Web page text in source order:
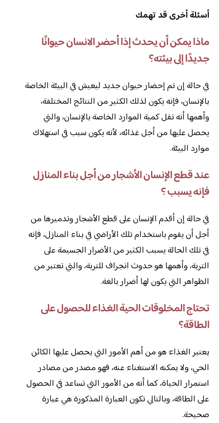
أسئلة أخرى قد تهمك
ماذا يمكن أن يحدث إذا أحضر الانسان حيوانًا
جديدًا إلى بيئته؟
في حالة إن تم إحضار حيوان جديد ليعيش في البيئة الخاصة
بالإنسان، فإنه يكون لذلك الكثير من النتائج المختلفة،
وأهمها أنه تقل كمية الموارد الخاصة بالإنسان، والتي
يحصل عليها من أجل غذائه، لأنه يكون سبب في استهلاك
موارد البيئة.
عند قطع الإنسان الأشجار من أجل بناء المنازل
فإنه يسبب ؟
في حالة إن أقدم الإنسان على قطع الأشجار وتدميرها من
أجل أن يقوم باستخدام تلك الأراضي في بناء المنازل، فإنه
في تلك الحالة يسبب الكثير من الأضرار الجسيمة على
التربة، وأهمها هو حدوث انجراف للتربة، والتي تعتبر من
الظواهر التي يكون لها أضرار بالغة.
تحتاج المخلوقات الحية الغذاء للحصول على
الطاقة؟
يعتبر الغذاء هو من أهم الأمور التي يحصل عليها الكائن
الحي، ولا يمكنه الاستغناء عنه، فهو مصدر من مصادر
استمرار الحياة، كما أنه من الأمور التي تساعد في الحصول
على الطاقة، وبالتالي تكون العبارة المذكورة هي عبارة
صحيحة.